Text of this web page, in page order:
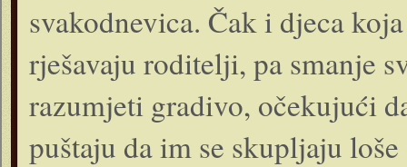
svakodnevica. Čak i djeca
rješavaju roditelji, pa smanje
razumjeti gradivo, očekujući
puštaju da im se skupljaju